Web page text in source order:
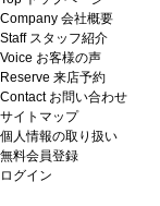
Company 会社概要
Staff スタッフ紹介
Voice お客様の声
Reserve 来店予約
Contact お問い合わせ
サイトマップ
個人情報の取り扱い
無料会員登録
ログイン